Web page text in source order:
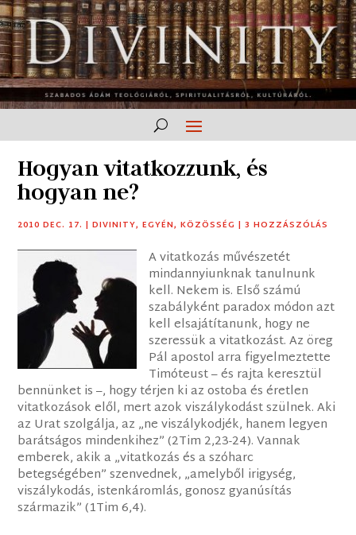
Hogyan vitatkozzunk, és
hogyan ne?
2010 DEC. 17. |DIVINITY,EGYÉN,KÖZÖSSÉG |3 HOZZÁSZÓLÁS
A vitatkozás művészetét
mindannyiunknak tanulnunk
kell. Nekem is. Első számú
szabályként paradox módon azt
kell elsajátítanunk, hogy ne
szeressük a vitatkozást. Az öreg
Pál apostol arra figyelmeztette
Timóteust – és rajta keresztül
bennünket is –, hogy térjen ki az ostoba és éretlen
vitatkozások elől, mert azok viszálykodást szülnek. Aki
az Urat szolgálja, az „ne viszálykodjék, hanem legyen
barátságos mindenkihez” (2Tim 2,23-24). Vannak
emberek, akik a „vitatkozás és a szóharc
betegségében” szenvednek, „amelyből irigység,
viszálykodás, istenkáromlás, gonosz gyanúsítás
származik” (1Tim 6,4).